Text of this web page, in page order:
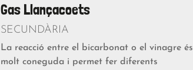
Gas Llançacoets
SECUNDÀRIA
La reacció entre el bicarbonat o el vinagre és
molt coneguda i permet fer diferents